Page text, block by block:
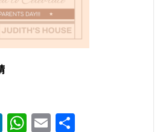
LinkedIn
WhatsApp
Email